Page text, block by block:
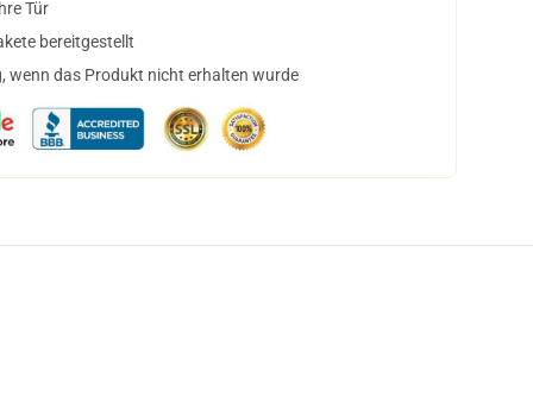
Tür
bereitgestellt
wenn das Produkt nicht erhalten wurde